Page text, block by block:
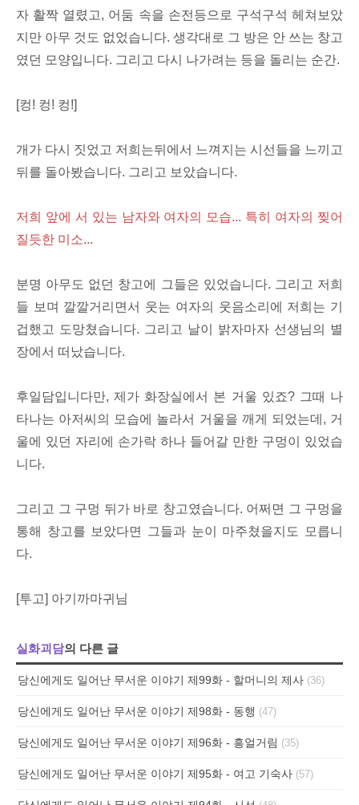
자 활짝 열렸고, 어둠 속을 손전등으로 구석구석 헤쳐보았
지만 아무 것도 없었습니다. 생각대로 그 방은 안 쓰는 창고
였던 모양입니다. 그리고 다시 나가려는 등을 돌리는 순간.
[컹! 컹! 컹!]
개가 다시 짓었고 저희는뒤에서 느껴지는 시선들을 느끼고
뒤를 돌아봤습니다. 그리고 보았습니다.
저희 앞에 서 있는 남자와 여자의 모습... 특히 여자의 찢어
질듯한 미소...
분명 아무도 없던 창고에 그들은 있었습니다. 그리고 저희
들 보며 깔깔거리면서 웃는 여자의 웃음소리에 저희는 기
겁했고 도망쳤습니다. 그리고 날이 밝자마자 선생님의 별
장에서 떠났습니다.
후일담입니다만, 제가 화장실에서 본 거울 있죠? 그때 나
타나는 아저씨의 모습에 놀라서 거울을 깨게 되었는데, 거
울에 있던 자리에 손가락 하나 들어갈 만한 구멍이 있었습
니다.
그리고 그 구멍 뒤가 바로 창고였습니다. 어쩌면 그 구멍을
통해 창고를 보았다면 그들과 눈이 마주쳤을지도 모릅니
다.
[투고] 아기까마귀님
실화괴담의 다른 글
당신에게도 일어난 무서운 이야기 제99화 - 할머니의 제사 (36)
당신에게도 일어난 무서운 이야기 제98화 - 동행 (47)
당신에게도 일어난 무서운 이야기 제96화 - 흥얼거림 (35)
당신에게도 일어난 무서운 이야기 제95화 - 여고 기숙사 (57)